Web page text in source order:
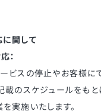
関して
：
ビスの停止やお客様に
載のスケジュールをも
実施いたします。